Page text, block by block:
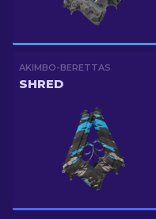
AKIMBO-BERETTAS
SHRED